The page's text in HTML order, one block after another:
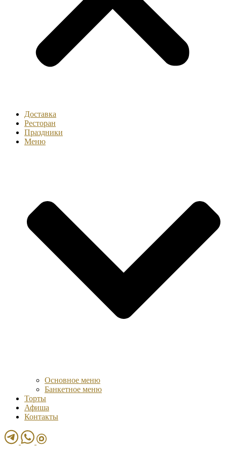
Доставка
Ресторан
Праздники
Меню
Основное меню
Банкетное меню
Торты
Афиша
Контакты